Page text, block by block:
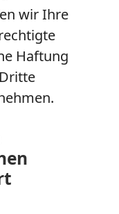
wir Ihre
Haftung